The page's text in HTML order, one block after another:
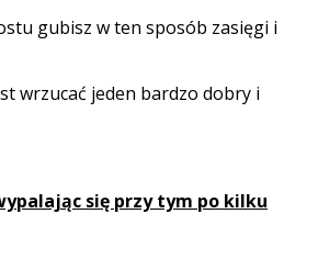
gubisz w ten sposób zasięgi i
wrzucać jeden bardzo dobry i
się przy tym po kilku